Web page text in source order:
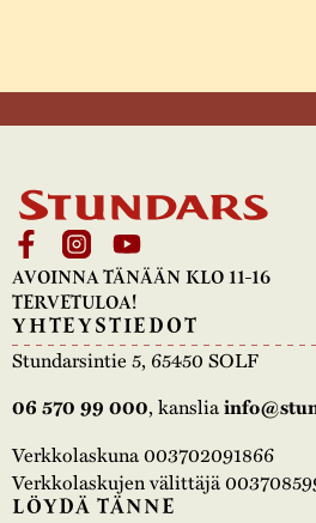
AVOINNA TÄNÄÄN KLO 11-16
TERVETULOA!
YHTEYSTIEDOT
Stundarsintie 5, 65450 SOLF
06 570 99 000, kanslia
Verkkolaskuna 003702091866
Verkkolaskujen välittäjä
LÖYDÄ TÄNNE